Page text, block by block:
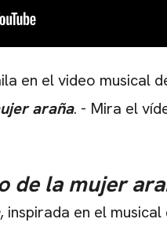
en el video musical
araña. - Mira el
de la mujer
, inspirada en el musical